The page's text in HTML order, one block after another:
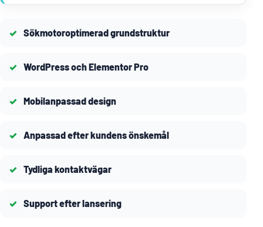
Sökmotoroptimerad grundstruktur
WordPress och Elementor Pro
Mobilanpassad design
Anpassad efter kundens önskemål
Tydliga kontaktvägar
Support efter lansering